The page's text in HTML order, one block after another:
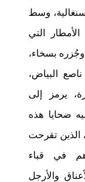
وسط
التي
بسخاء،
البياض،
يرمز إلى
ضحايا هذه
الذين تقرحت
في قباء
والأرجل